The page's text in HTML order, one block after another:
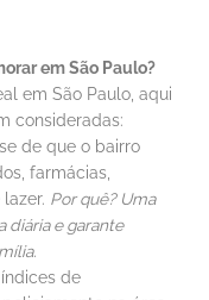
em São Paulo?
em São Paulo, aqui
consideradas:
de que o bairro
farmácias,
Por quê? Uma
diária e garante
de